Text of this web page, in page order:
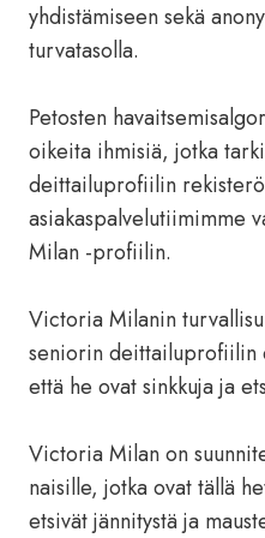
yhdistämiseen sekä
turvatasolla.
Petosten
oikeita ihmisiä, jotka
deittailuprofiilin
asiakaspalvelutiimimme
Milan -profiilin.
Victoria Milanin
seniorin deittailuprofiilin
että he ovat sinkkuja ja
Victoria Milan on
naisille, jotka ovat tällä
etsivät jännitystä ja